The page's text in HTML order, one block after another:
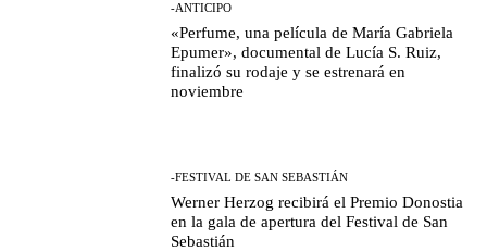
-ANTICIPO
«Perfume, una película de María Gabriela
Epumer», documental de Lucía S. Ruiz,
finalizó su rodaje y se estrenará en
noviembre
-FESTIVAL DE SAN SEBASTIÁN
Werner Herzog recibirá el Premio Donostia
en la gala de apertura del Festival de San
Sebastián